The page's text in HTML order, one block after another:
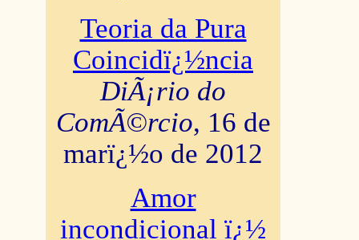
Teoria da Pura
Coincidï¿½ncia
DiÃ¡rio do
ComÃ©rcio, 16 de
marï¿½o de 2012
Amor
incondicional ï¿½